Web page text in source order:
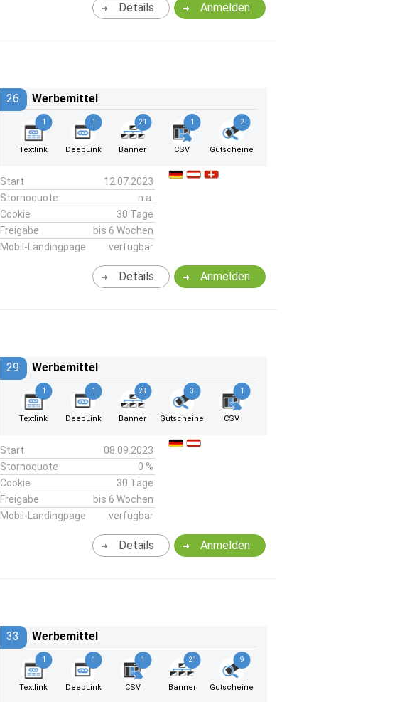
Anmelden
Details
26 Werbemittel
1
Textlink
1
DeepLink
21
Banner
1
CSV
2
Gutscheine
Start
12.07.2023
Stornoquote
n.a.
Cookie
30 Tage
Freigabe
bis 6 Wochen
Mobil-Landingpage
verfügbar
Anmelden
Details
29 Werbemittel
1
Textlink
1
DeepLink
23
Banner
3
Gutscheine
1
CSV
Start
08.09.2023
Stornoquote
0 %
Cookie
30 Tage
Freigabe
bis 6 Wochen
Mobil-Landingpage
verfügbar
Anmelden
Details
33 Werbemittel
1
Textlink
1
DeepLink
1
CSV
21
Banner
9
Gutscheine